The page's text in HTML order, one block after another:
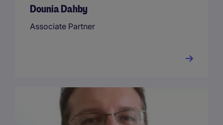
Dounia Dahby
Associate Partner